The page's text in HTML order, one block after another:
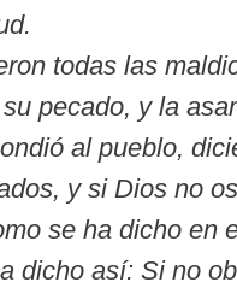
todas las
pecado, y la
al pueblo,
y si Dios no
se ha dicho en
dicho así: Si no